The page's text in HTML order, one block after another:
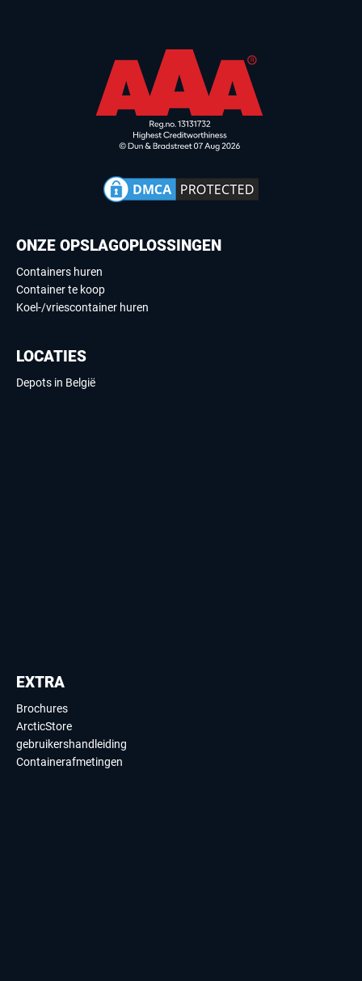
ONZE OPSLAGOPLOSSINGEN
Containers huren
Container te koop
Koel-/vriescontainer huren
LOCATIES
Depots in België
EXTRA
Brochures
ArcticStore
gebruikershandleiding
Containerafmetingen